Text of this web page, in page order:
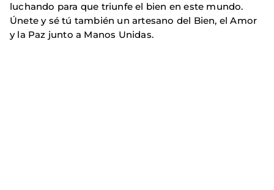
luchando para que triunfe el bien en este mundo.
Únete y sé tú también un artesano del Bien, el Amor
y la Paz junto a Manos Unidas.